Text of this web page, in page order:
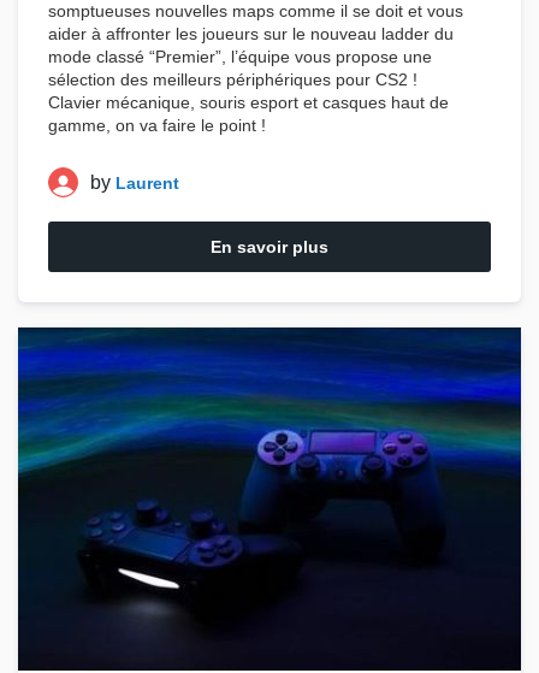
somptueuses nouvelles maps comme il se doit et vous
aider à affronter les joueurs sur le nouveau ladder du
mode classé “Premier”, l’équipe vous propose une
sélection des meilleurs périphériques pour CS2 !
Clavier mécanique, souris esport et casques haut de
gamme, on va faire le point !
by Laurent
En savoir plus